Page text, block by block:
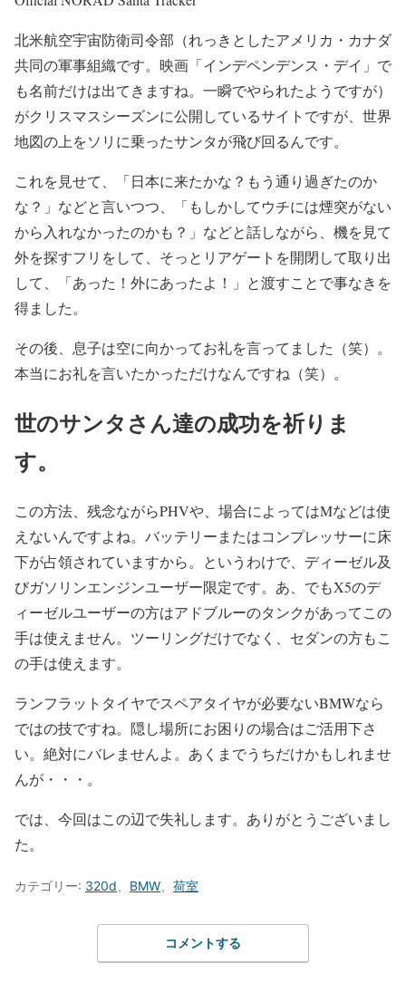
北米航空宇宙防衛司令部（れっきとしたアメリカ・カナダ
共同の軍事組織です。映画「インデペンデンス・デイ」で
も名前だけは出てきますね。一瞬でやられたようですが）
がクリスマスシーズンに公開しているサイトですが、世界
地図の上をソリに乗ったサンタが飛び回るんです。
これを見せて、「日本に来たかな？もう通り過ぎたのか
な？」などと言いつつ、「もしかしてウチには煙突がない
から入れなかったのかも？」などと話しながら、機を見て
外を探すフリをして、そっとリアゲートを開閉して取り出
して、「あった！外にあったよ！」と渡すことで事なきを
得ました。
その後、息子は空に向かってお礼を言ってました（笑）。
本当にお礼を言いたかっただけなんですね（笑）。
世のサンタさん達の成功を祈りま
す。
この方法、残念ながらPHVや、場合によってはMなどは使
えないんですよね。バッテリーまたはコンプレッサーに床
下が占領されていますから。というわけで、ディーゼル及
びガソリンエンジンユーザー限定です。あ、でもX5のデ
ィーゼルユーザーの方はアドブルーのタンクがあってこの
手は使えません。ツーリングだけでなく、セダンの方もこ
の手は使えます。
ランフラットタイヤでスペアタイヤが必要ないBMWなら
ではの技ですね。隠し場所にお困りの場合はご活用下さ
い。絶対にバレませんよ。あくまでうちだけかもしれませ
んが・・・。
では、今回はこの辺で失礼します。ありがとうございまし
た。
カテゴリー: 320d BMW 荷室
コメントする